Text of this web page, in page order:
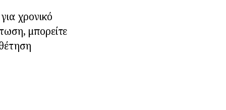
χρονικό
μπορείτε